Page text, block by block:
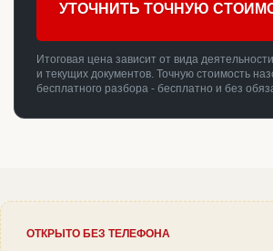
УТОЧНИТЬ ТОЧНУЮ
Итоговая цена зависит от вида
и текущих документов. Точную стоимость
бесплатного разбора - бесплатно и без
ОТКРЫТО БЕЗ ТЕЛЕФОНА